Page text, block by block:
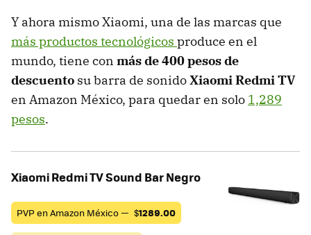
Y ahora mismo Xiaomi, una de las marcas que
más productos tecnológicos produce en el
mundo, tiene con más de 400 pesos de
descuento su barra de sonidoXiaomi Redmi TV
en Amazon México, para quedar en solo 1,289
pesos.
Xiaomi Redmi TV Sound Bar Negro
PVP en Amazon México — $1289.00